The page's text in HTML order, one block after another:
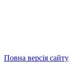
Повна версія сайту